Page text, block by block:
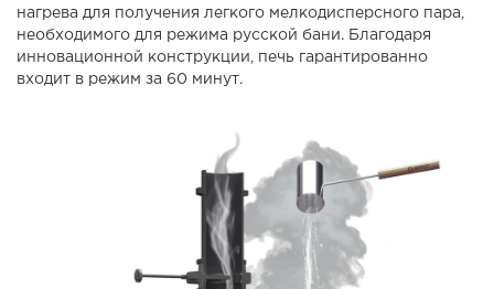
нагрева для получения легкого мелкодисперсного пара,
необходимого для режима русской бани. Благодаря
инновационной конструкции, печь гарантированно
входит в режим за 60 минут.